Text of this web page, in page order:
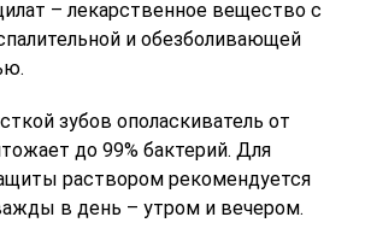
– лекарственное вещество с
и обезболивающей
зубов ополаскиватель от
до 99% бактерий. Для
раствором рекомендуется
в день – утром и вечером.